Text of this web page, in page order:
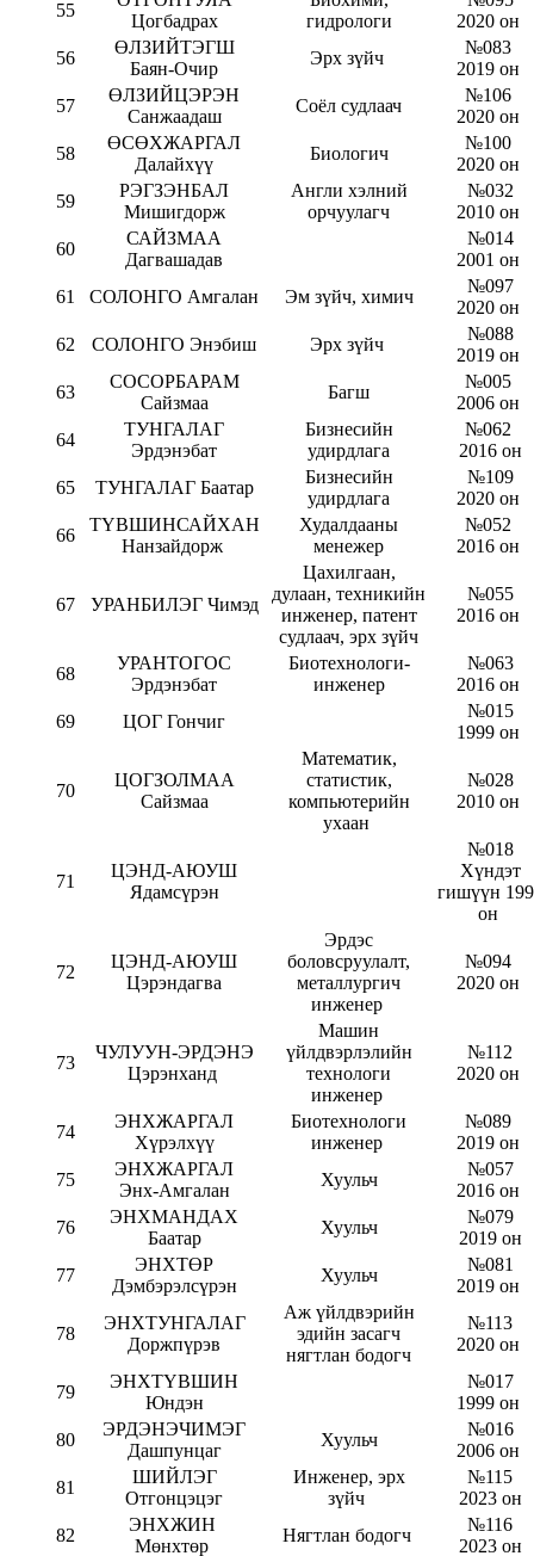
55
Цогбадрах
гидрологи
2020 он
56
ӨЛЗИЙТЭГШ
Баян-Очир
Эрх зүйч
№083
2019 он
57
ӨЛЗИЙЦЭРЭН
Санжаадаш
Соёл судлаач
№106
2020 он
58
ӨСӨХЖАРГАЛ
Далайхүү
Биологич
№100
2020 он
59
РЭГЗЭНБАЛ
Мишигдорж
Англи хэлний
орчуулагч
№032
2010 он
60
САЙЗМАА
Дагвашадав
№014
2001 он
61
СОЛОНГО Амгалан Эм зүйч, химич
№097
2020 он
62
СОЛОНГО Энэбиш Эрх зүйч
№088
2019 он
63
СОСОРБАРАМ
Сайзмаа
Багш
№005
2006 он
64
ТУНГАЛАГ
Эрдэнэбат
Бизнесийн
удирдлага
№062
2016 он
65
ТУНГАЛАГ Баатар
Бизнесийн
удирдлага
№109
2020 он
66
ТҮВШИНСАЙХАН
Нанзайдорж
Худалдааны
менежер
№052
2016 он
67 УРАНБИЛЭГ Чимэд
Цахилгаан,
дулаан, техникийн
инженер, патент
судлаач, эрх зүйч
№055
2016 он
68
УРАНТОГОС
Эрдэнэбат
Биотехнологи-
инженер
№063
2016 он
69
ЦОГ Гончиг
№015
1999 он
70
ЦОГЗОЛМАА
Сайзмаа
Математик,
статистик,
компьютерийн
ухаан
№028
2010 он
71
ЦЭНД-АЮУШ
Ядамсүрэн
№018
Хүндэт
гишүүн
он
72
ЦЭНД-АЮУШ
Цэрэндагва
Эрдэс
боловсруулалт,
металлургич
инженер
№094
2020 он
73
ЧУЛУУН-ЭРДЭНЭ
Цэрэнханд
Машин
үйлдвэрлэлийн
технологи
инженер
№112
2020 он
74
ЭНХЖАРГАЛ
Хүрэлхүү
Биотехнологи
инженер
№089
2019 он
75
ЭНХЖАРГАЛ
Энх-Амгалан
Хуульч
№057
2016 он
76
ЭНХМАНДАХ
Баатар
Хуульч
№079
2019 он
77
ЭНХТӨР
Дэмбэрэлсүрэн
Хуульч
№081
2019 он
78
ЭНХТУНГАЛАГ
Доржпүрэв
Аж үйлдвэрийн
эдийн засагч
нягтлан бодогч
№113
2020 он
79
ЭНХТҮВШИН
Юндэн
№017
1999 он
80
ЭРДЭНЭЧИМЭГ
Дашпунцаг
Хуульч
№016
2006 он
81
ШИЙЛЭГ
Отгонцэцэг
Инженер, эрх
зүйч
№115
2023 он
82
ЭНХЖИН
Мөнхтөр
Нягтлан бодогч
№116
2023 он